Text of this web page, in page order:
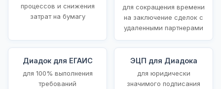
процессов и снижения
затрат на бумагу
для сокращения времени
на заключение сделок с
удаленными партнерами
Диадок для ЕГАИС
для 100% выполнения
требований
ЭЦП для Диадока
для юридически
значимого подписания